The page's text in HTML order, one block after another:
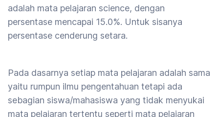
adalah mata pelajaran science, dengan
persentase mencapai 15.0%. Untuk sisanya
persentase cenderung setara.
Pada dasarnya setiap mata pelajaran adalah sama
yaitu rumpun ilmu pengentahuan tetapi ada
sebagian siswa/mahasiswa yang tidak menyukai
mata pelajaran tertentu seperti mata pelajaran